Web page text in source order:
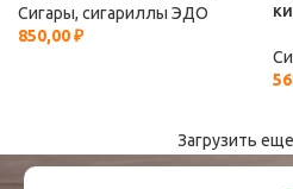
Сигары, сигариллы ЭДО
850,00₽
Загрузить